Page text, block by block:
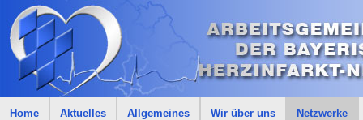
Home Aktuelles Allgemeines Wir über uns Netzwerke